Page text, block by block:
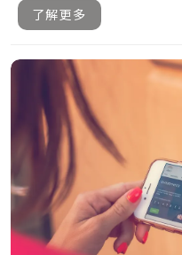
了解更多